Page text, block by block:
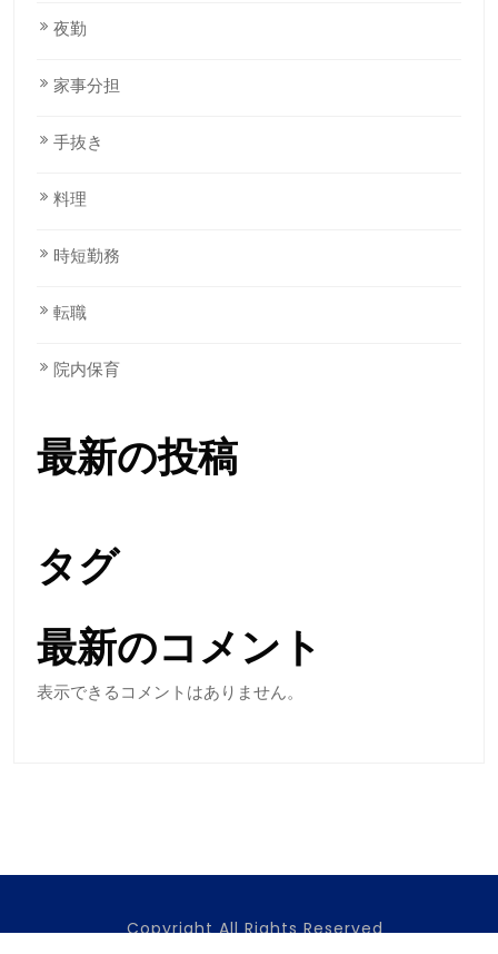
夜勤
家事分担
手抜き
料理
時短勤務
転職
院内保育
最新の投稿
タグ
最新のコメント
表示できるコメントはありません。
Copyright All Rights Reserved